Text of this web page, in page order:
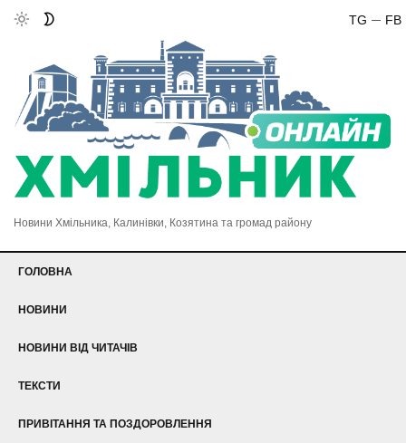
FB
TG
Новини Хмільника, Калинівки, Козятина та громад району
ГОЛОВНА
НОВИНИ
НОВИНИ ВІД ЧИТАЧІВ
ТЕКСТИ
ПРИВІТАННЯ ТА ПОЗДОРОВЛЕННЯ